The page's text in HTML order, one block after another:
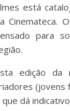
está
Cinemateca.
para
edição da
(jovens
que dá